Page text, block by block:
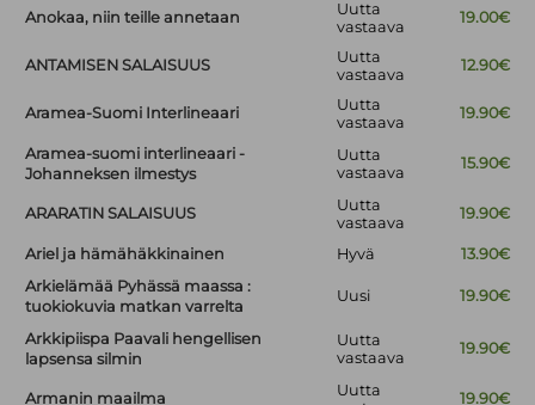
Anokaa, niin teille annetaan
Uutta
vastaava
19.00€
ANTAMISEN SALAISUUS
Uutta
vastaava
12.90€
Aramea-Suomi Interlineaari
Uutta
vastaava
19.90€
Aramea-suomi interlineaari -
Johanneksen ilmestys
Uutta
vastaava
15.90€
ARARATIN SALAISUUS
Uutta
vastaava
19.90€
Ariel ja hämähäkkinainen Hyvä
13.90€
Arkielämää Pyhässä maassa :
tuokiokuvia matkan varrelta
Uusi 19.90€
Arkkipiispa Paavali hengellisen
lapsensa silmin
Uutta
vastaava
19.90€
Armanin maailma
Uutta
19.90€